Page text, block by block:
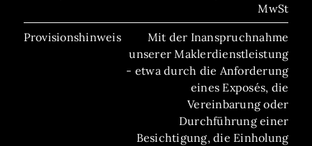
MwSt
Provisionshinweis
Mit der Inanspruchnahme
unserer Maklerdienstleistung
- etwa durch die Anforderung
eines Exposés, die
Vereinbarung oder
Durchführung einer
Besichtigung, die Einholung